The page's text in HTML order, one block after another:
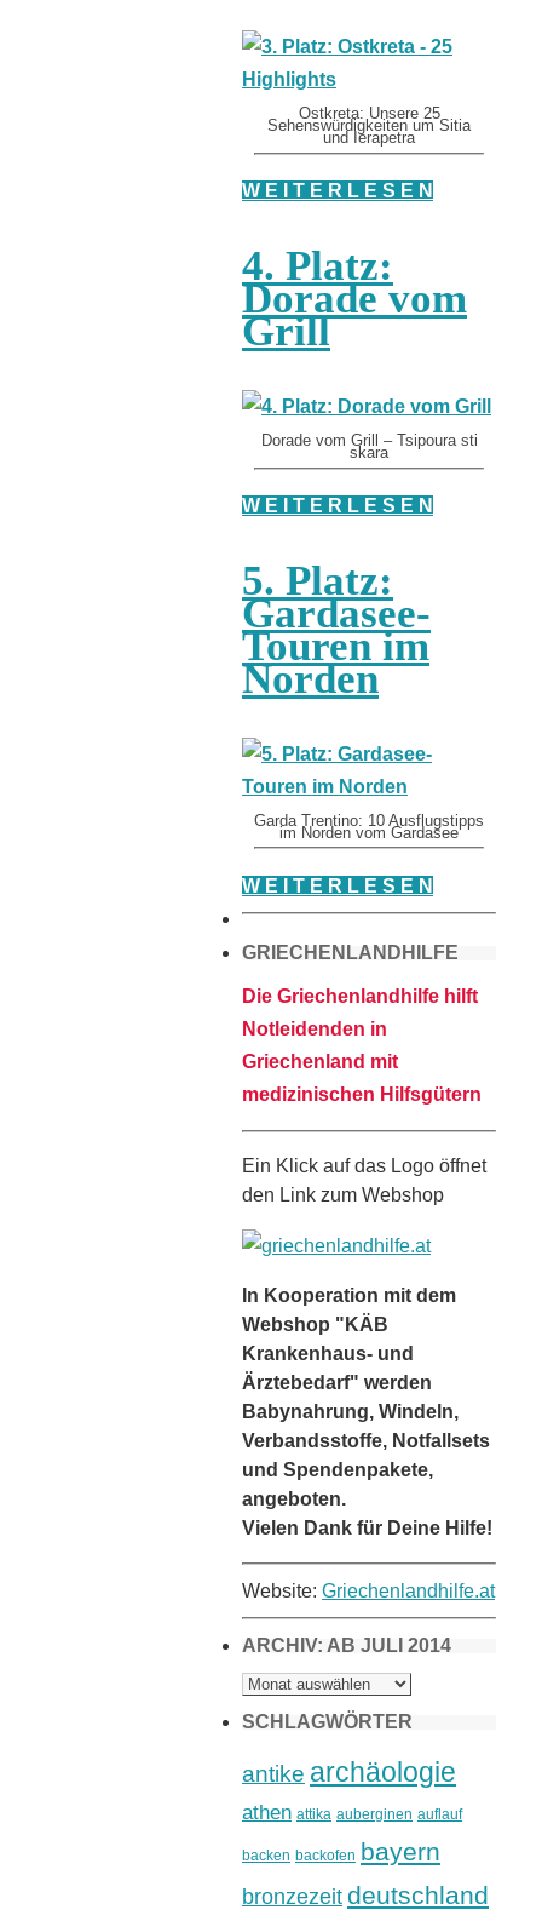
Ostkreta: Unsere 25
Sehenswürdigkeiten um Sitia
und Ierapetra
W E I T E R L E S E N
4. Platz:
Dorade vom
Grill
Dorade vom Grill – Tsipoura sti
skara
W E I T E R L E S E N
5. Platz:
Gardasee-
Touren im
Norden
Garda Trentino: 10 Ausflugstipps
im Norden vom Gardasee
W E I T E R L E S E N
GRIECHENLANDHILFE
Die Griechenlandhilfe hilft
Notleidenden in
Griechenland mit
medizinischen Hilfsgütern
Ein Klick auf das Logo öffnet
den Link zum Webshop
In Kooperation mit dem
Webshop "KÄB
Krankenhaus- und
Ärztebedarf" werden
Babynahrung, Windeln,
Verbandsstoffe, Notfallsets
und Spendenpakete,
angeboten.
Vielen Dank für Deine Hilfe!
Website: Griechenlandhilfe.at
ARCHIV: AB JULI 2014
ARCHIV:
AB
2014
SCHLAGWÖRTER
antike archäologie
athen attika auberginen auflauf
backen backofen bayern
bronzezeit deutschland